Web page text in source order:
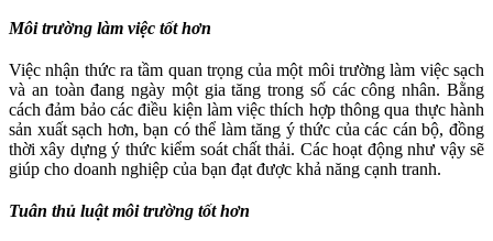
Môi trường làm việc tốt hơn
Việc nhận thức ra tầm quan trọng của một môi trường làm việc sạch
và an toàn đang ngày một gia tăng trong số các công nhân. Bằng
cách đảm bảo các điều kiện làm việc thích hợp thông qua thực hành
sản xuất sạch hơn, bạn có thể làm tăng ý thức của các cán bộ, đồng
thời xây dựng ý thức kiểm soát chất thải. Các hoạt động như vậy sẽ
giúp cho doanh nghiệp của bạn đạt được khả năng cạnh tranh.
Tuân thủ luật môi trường tốt hơn